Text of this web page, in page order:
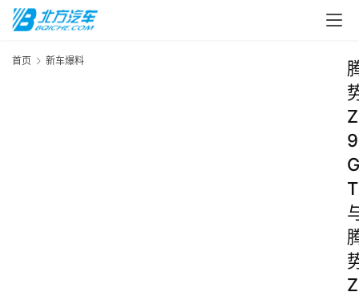
首页 新车爆料
Z
9
G
T
Z